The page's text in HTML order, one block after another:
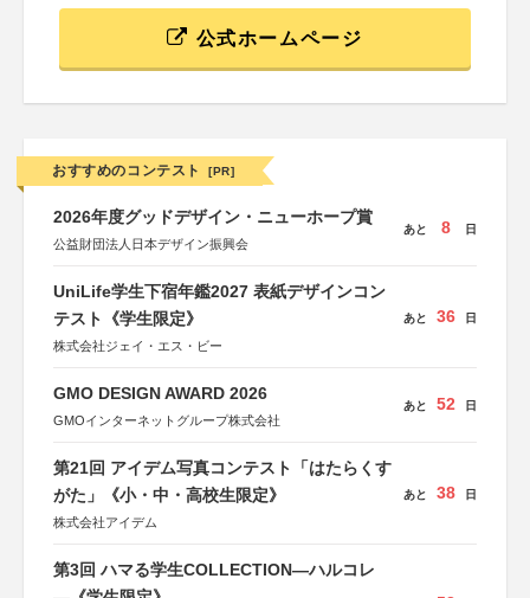
公式ホームページ
おすすめのコンテスト [PR]
2026年度グッドデザイン・ニューホープ賞
公益財団法人日本デザイン振興会
あと 8 日
UniLife学生下宿年鑑2027 表紙デザインコン
テスト《学生限定》
株式会社ジェイ・エス・ビー
あと 36 日
GMO DESIGN AWARD 2026
GMOインターネットグループ株式会社
あと 52 日
第21回 アイデム写真コンテスト「はたらくす
がた」《小・中・高校生限定》
株式会社アイデム
あと 38 日
第3回 ハマる学生COLLECTION―ハルコレ